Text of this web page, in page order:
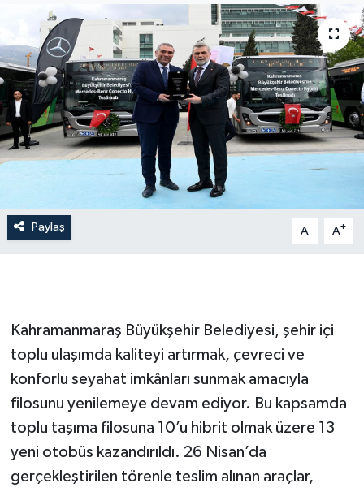
Paylaş A- A+
Kahramanmaraş Büyükşehir Belediyesi, şehir içi
toplu ulaşımda kaliteyi artırmak, çevreci ve
konforlu seyahat imkânları sunmak amacıyla
filosunu yenilemeye devam ediyor. Bu kapsamda
toplu taşıma filosuna 10’u hibrit olmak üzere 13
yeni otobüs kazandırıldı. 26 Nisan’da
gerçekleştirilen törenle teslim alınan araçlar,